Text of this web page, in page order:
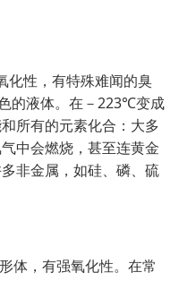
性，有特殊难闻的臭
的液体。在－223℃变成
所有的元素化合：大多
中会燃烧，甚至连黄金
非金属，如硅、磷、硫
，有强氧化性。在常